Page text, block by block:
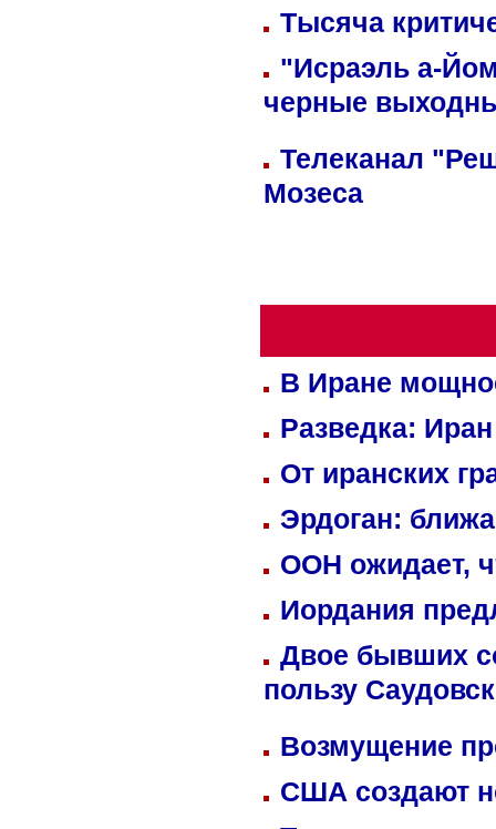
Тысяча
"Исраэль а-
черные
Телеканал
Мозеса
В Иране
Разведка:
От иранских
Эрдоган:
ООН ожидает,
Иордания
Двое бывших
пользу
Возмущение
США создают